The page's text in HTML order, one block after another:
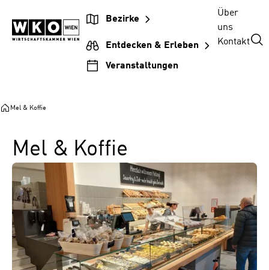
Inhalt
springen
Hauptnavigation
springen
Footer
springen
Bezirke
Entdecken & Erleben
Veranstaltungen
Über
uns
Kontakt
Mel & Koffie
Mel & Koffie